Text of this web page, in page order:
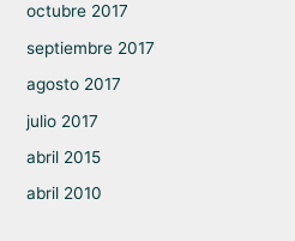
octubre 2017
septiembre 2017
agosto 2017
julio 2017
abril 2015
abril 2010